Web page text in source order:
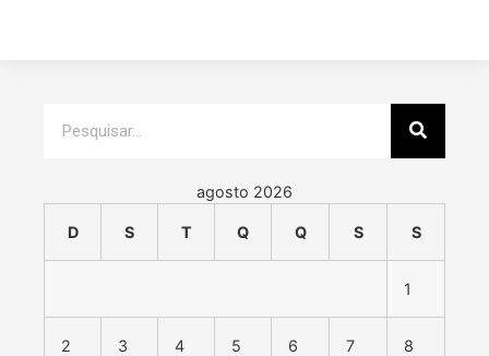
agosto 2026
D S T Q Q S S
1
2 3 4 5 6 7 8